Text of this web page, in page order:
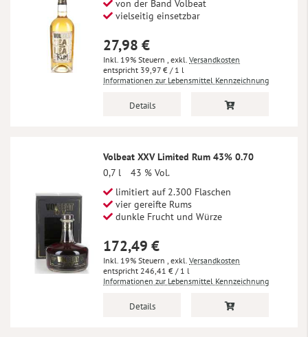
von der Band Volbeat
vielseitig einsetzbar
27,98 €
Inkl. 19% Steuern , exkl. Versandkosten
39,97 € / 1 l
Informationen zur Lebensmittel Kennzeichnung
Details
Volbeat XXV Limited Rum 43% 0.70
0,7 l
43 % Vol.
limitiert auf 2.300 Flaschen
vier gereifte Rums
dunkle Frucht und Würze
172,49 €
Inkl. 19% Steuern , exkl. Versandkosten
246,41 € / 1 l
Informationen zur Lebensmittel Kennzeichnung
Details